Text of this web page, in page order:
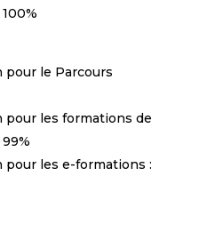
pour le Parcours
pour les formations de
pour les e-formations :